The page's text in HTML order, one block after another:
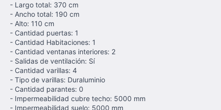
- Largo total: 370 cm
- Ancho total: 190 cm
- Alto: 110 cm
- Cantidad puertas: 1
- Cantidad Habitaciones: 1
- Cantidad ventanas interiores: 2
- Salidas de ventilación: Sí
- Cantidad varillas: 4
- Tipo de varillas: Duraluminio
- Cantidad parantes: 0
- Impermeabilidad cubre techo: 5000 mm
- Impermeabilidad suelo: 5000 mm